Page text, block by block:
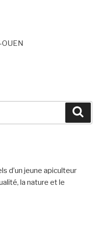
d’un jeune apiculteur
la nature et le